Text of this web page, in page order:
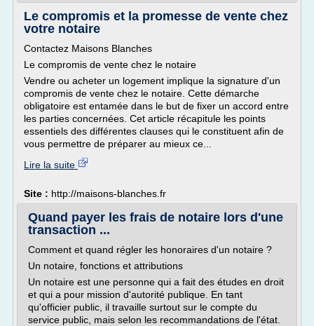
Le compromis et la promesse de vente chez
votre notaire
Contactez Maisons Blanches
Le compromis de vente chez le notaire
Vendre ou acheter un logement implique la signature d'un
compromis de vente chez le notaire. Cette démarche
obligatoire est entamée dans le but de fixer un accord entre
les parties concernées. Cet article récapitule les points
essentiels des différentes clauses qui le constituent afin de
vous permettre de préparer au mieux ce...
Lire la suite
Site : http://maisons-blanches.fr
Quand payer les frais de notaire lors d'une
transaction ...
Comment et quand régler les honoraires d'un notaire ?
Un notaire, fonctions et attributions
Un notaire est une personne qui a fait des études en droit
et qui a pour mission d'autorité publique. En tant
qu'officier public, il travaille surtout sur le compte du
service public, mais selon les recommandations de l'état.